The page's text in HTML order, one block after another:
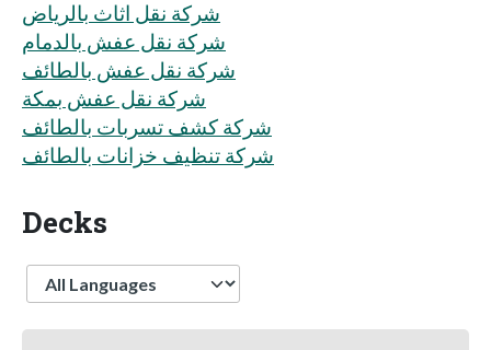
شركة نقل اثاث بالرياض
شركة نقل عفش بالدمام
شركة نقل عفش بالطائف
شركة نقل عفش بمكة
شركة كشف تسربات بالطائف
شركة تنظيف خزانات بالطائف
Decks
Language